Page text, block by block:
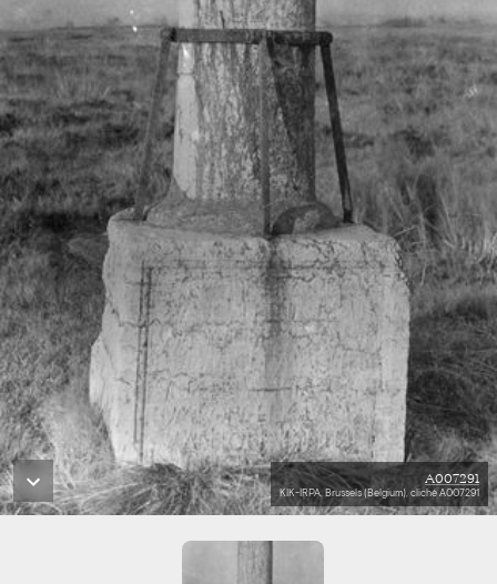
A007291
KIK-IRPA, Brussels (Belgium), cliché A007291